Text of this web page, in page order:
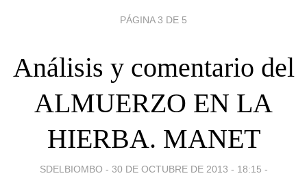
PÁGINA 3 DE 5
Análisis y comentario del
ALMUERZO EN LA
HIERBA. MANET
SDELBIOMBO - 30 DE OCTUBRE DE 2013 - 18:15 -